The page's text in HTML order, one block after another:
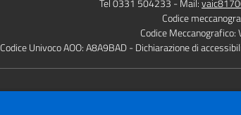
Tel 0331 504233 - Mail:
Codice
Codice Meccanografico:
Codice Univoco AOO: A8A9BAD - Dichiarazione di